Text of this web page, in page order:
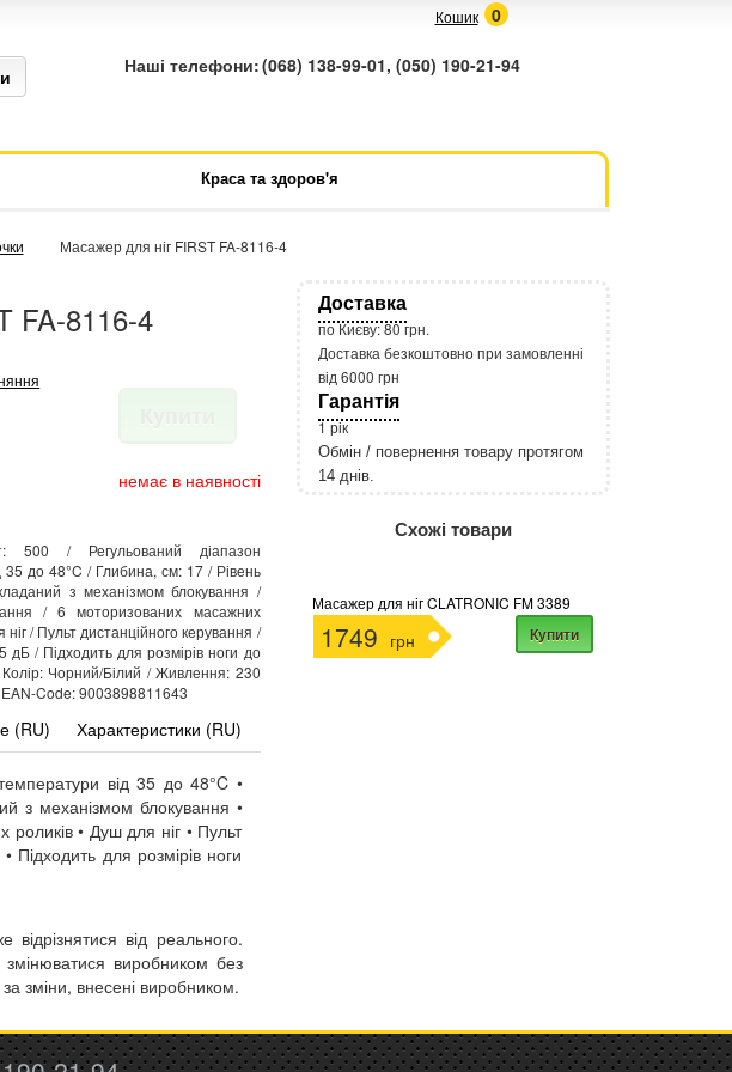
Кошик 0
Наші телефони:(068) 138-99-01, (050) 190-21-94
Краса та здоров'я
Масажер для ніг FIRST FA-8116-4
FA-8116-4
немає в наявності
500 / Регульований діапазон
35 до 48°C / Глибина, см: 17 / Рівень
з механізмом блокування /
/ 6 моторизованих масажних
/ Пульт дистанційного керування /
дБ / Підходить для розмірів ноги до
Чорний/Білий / Живлення: 230
Code: 9003898811643
(RU) Характеристики (RU)
від 35 до 48°C •
з механізмом блокування •
• Душ для ніг • Пульт
Підходить для розмірів ноги
від реального.
змінюватися виробником без
зміни, внесені виробником.
Доставка
по Києву: 80 грн.
Доставка безкоштовно при замовленні
від 6000 грн
Гарантія
1 рік
Обмін / повернення товару протягом
14 днів.
Схожі товари
Масажер для ніг CLATRONIC FM 3389
1749 грн Купити